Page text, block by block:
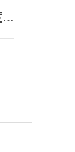
老年髋部骨折治疗中心（急诊过度病房）